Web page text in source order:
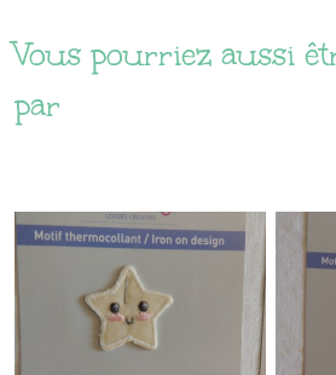
Vous pourriez aussi
par